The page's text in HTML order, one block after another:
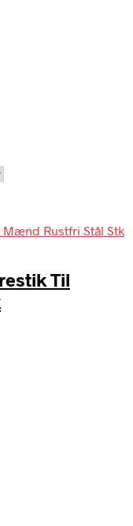
Til